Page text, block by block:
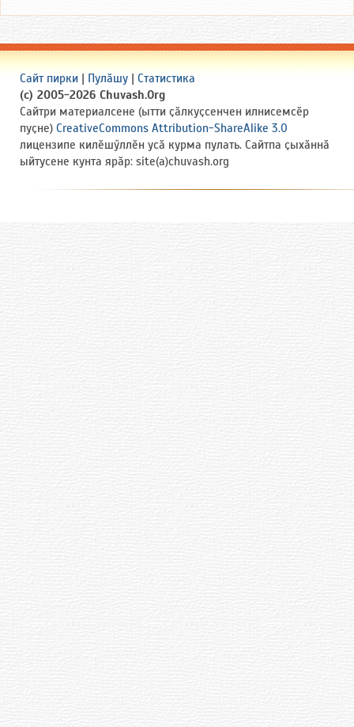
Сайт пирки | Пулӑшу | Статистика
(c) 2005-2026 Chuvash.Org
Сайтри материалсене (ытти ҫӑлкуҫсенчен илнисемсӗр
пуҫне) CreativeCommons Attribution-ShareAlike 3.0
лицензипе килӗшӳллӗн усӑ курма пулать. Сайтпа ҫыхӑннӑ
ыйтусене кунта ярӑр: site(a)chuvash.org